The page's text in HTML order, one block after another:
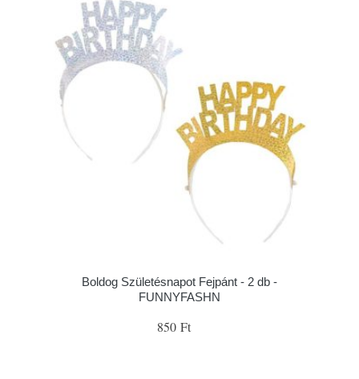
Boldog Születésnapot Fejpánt - 2 db -
FUNNYFASHN
850 Ft